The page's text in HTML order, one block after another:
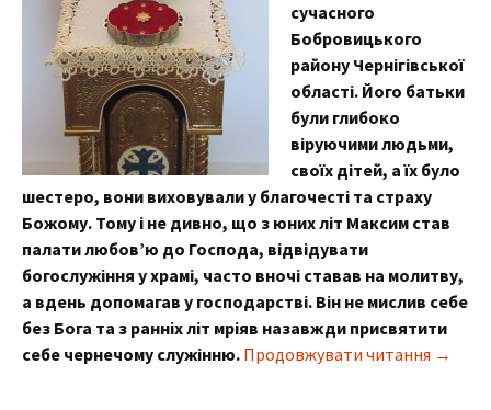
сучасного
Бобровицького
району Чернігівської
області. Його батьки
були глибоко
віруючими людьми,
своїх дітей, а їх було
шестеро, вони виховували у благочесті та страху
Божому. Тому і не дивно, що з юних літ Максим став
палати любов’ю до Господа, відвідувати
богослужіння у храмі, часто вночі ставав на молитву,
а вдень допомагав у господарстві. Він не мислив себе
без Бога та з ранніх літ мріяв назавжди присвятити
себе чернечому служінню. Продовжувати читання →